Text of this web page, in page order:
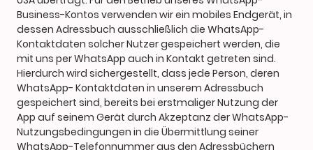
Business-Kontos verwenden wir ein mobiles Endgerät, in
dessen Adressbuch ausschließlich die WhatsApp-
Kontaktdaten solcher Nutzer gespeichert werden, die
mit uns per WhatsApp auch in Kontakt getreten sind.
Hierdurch wird sichergestellt, dass jede Person, deren
WhatsApp- Kontaktdaten in unserem Adressbuch
gespeichert sind, bereits bei erstmaliger Nutzung der
App auf seinem Gerät durch Akzeptanz der WhatsApp-
Nutzungsbedingungen in die Übermittlung seiner
WhatsApp-Telefonnummer aus den Adressbüchern